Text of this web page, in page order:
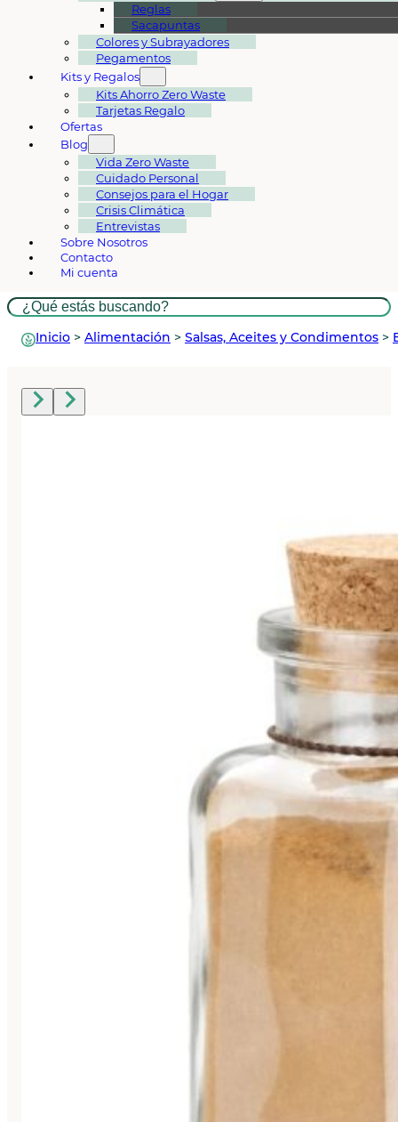
Reglas
Sacapuntas
Colores y Subrayadores
Pegamentos
Kits y Regalos
Kits Ahorro Zero Waste
Tarjetas Regalo
Ofertas
Blog
Vida Zero Waste
Cuidado Personal
Consejos para el Hogar
Crisis Climática
Entrevistas
Sobre Nosotros
Contacto
Mi cuenta
Buscar
Inicio > Alimentación > Salsas, Aceites y Condimentos >